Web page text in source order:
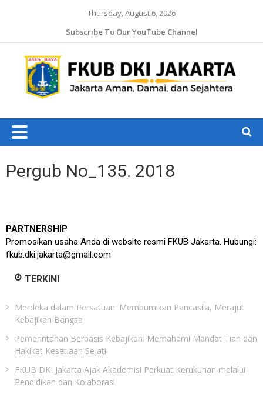
Thursday, August 6, 2026
Subscribe To Our YouTube Channel
Pergub No_135. 2018
PARTNERSHIP
Promosikan usaha Anda di website resmi FKUB Jakarta. Hubungi:
fkub.dki.jakarta@gmail.com
TERKINI
Merdeka dalam Persatuan: Membumikan Pancasila, Merajut
Kebajikan Bangsa
Pemerintahan Berbasis Kebajikan: Memahami Mandat Tian dan
Hakikat Kesetiaan Sejati
FKUB DKI Jakarta Ajak Akademisi Perkuat Kerukunan melalui
Pendidikan dan Kolaborasi